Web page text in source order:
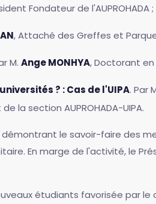
Fondateur de l'AUPROHADA ;
, Attaché des Greffes et
M. Ange MONHYA, Doctorant en
? : Cas de l'UIPA. Par
la section AUPROHADA-UIPA.
le savoir-faire des
En marge de l'activité, le
étudiants favorisée par le